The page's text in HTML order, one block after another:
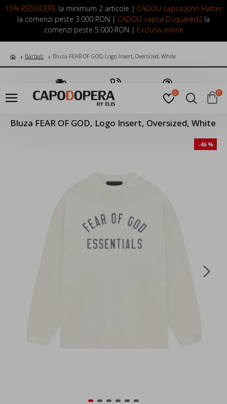
15% REDUCERE la minimum 2 articole | CADOU sapca John Hatter
la comenzi peste 3.000 RON | CADOU sapca Dsquared2 la
comenzi peste 5.000 RON | Exclusiv online
LOGIN INREGISTRARE
0 0
Barbati Bluza FEAR OF GOD, Logo Insert, Oversized, White
Transport Gratuit Suna Acum Pune o Intrebare
Bluza FEAR OF GOD, Logo Insert, Oversized, White
-46 %